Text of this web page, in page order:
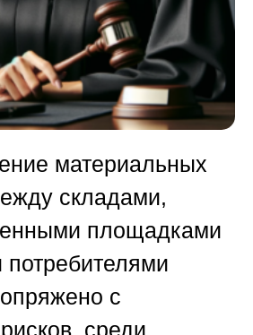
материальных
складами,
площадками
с
среди